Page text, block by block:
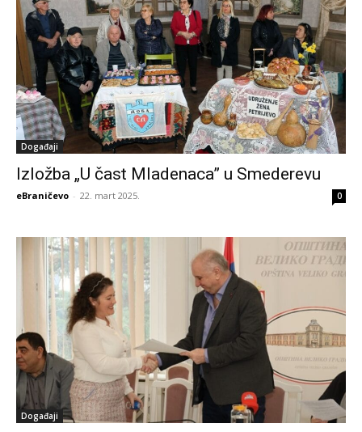
Događaji
Izložba „U čast Mladenaca” u Smederevu
eBraničevo - 22. mart 2025. 0
Događaji